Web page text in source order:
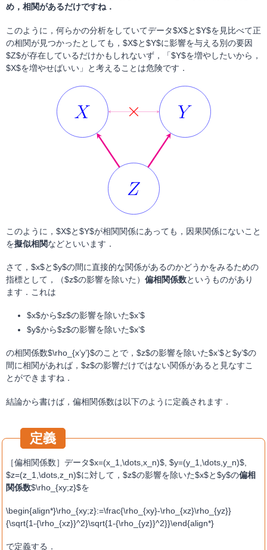
め，相関があるだけですね．
このように，何らかの分析をしていてデータ$X$と$Y$を見比べて正
の相関が見つかったとしても，$X$と$Y$に影響を与える別の要因
$Z$が存在しているだけかもしれないず，「$Y$を増やしたいから，
$X$を増やせばいい」と考えることは危険です．
このように，$X$と$Y$が相関関係にあっても，因果関係にないこと
を擬似相関などといいます．
さて，$x$と$y$の間に直接的な関係があるのかどうかをみるための
指標として，（$z$の影響を除いた） 偏相関係数というものがあり
ます．これは
$x$から$z$の影響を除いた$x’$
$y$から$z$の影響を除いた$x’$
の相関係数$\rho_{x’y’}$のことで，$z$の影響を除いた$x’$と$y’$の
間に相関があれば，$z$の影響だけではない関係があると見なすこ
とができますね．
結論から書けば，偏相関係数は以下のように定義されます．
［偏相関係数］データ$x=(x_1,\dots,x_n)$, $y=(y_1,\dots,y_n)$,
$z=(z_1,\dots,z_n)$に対して，$z$の影響を除いた$x$と$y$の偏相
関係数$\rho_{xy;z}$を
\begin{align*}\rho_{xy;z}:=\frac{\rho_{xy}-\rho_{xz}\rho_{yz}}
{\sqrt{1-{\rho_{xz}}^2}\sqrt{1-{\rho_{yz}}^2}}\end{align*}
で定義する．